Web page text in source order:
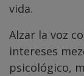
vida.
Alzar la voz
intereses
psicológico,